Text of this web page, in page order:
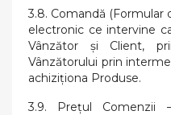
3.8. Comandă
electronic ce intervine
Vânzător şi Client,
Vânzătorului prin
achiziţiona Produse.
3.9. Preţul Comenzii